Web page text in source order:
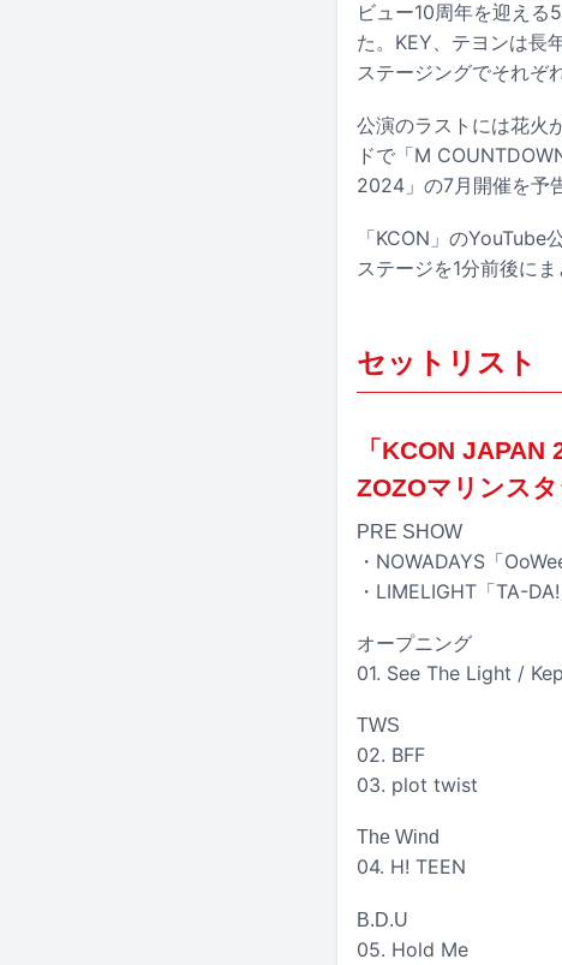
ビュー10周年を迎え
た。KEY、テヨンは長
ステージングでそれぞ
公演のラストには花火
ドで「M
2024」の7月開催を予
「KCON」の
ステージを1分前後に
セットリスト
「KCON
ZOZOマリンス
PRE SHOW
・NOWADAYS「
・LIMELIGHT「TA-DA!
オープニング
01. See The Light /
TWS
02. BFF
03. plot twist
The Wind
04. H! TEEN
B.D.U
05. Hold Me